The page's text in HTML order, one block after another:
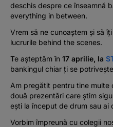
Pentru antreprenori
Banking, pe relaxare
deschis despre ce înseamnă
everything in between.
Vrem să ne cunoaștem și să
lucrurile behind the scenes.
Te așteptăm în 17 aprilie, la
bankingul chiar ți se
Am pregătit pentru tine multe
două prezentări care știm
ești la început de drum sau ai
Vorbim împreună cu colegii